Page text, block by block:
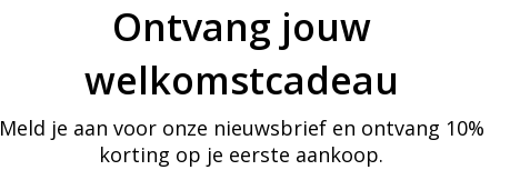
Ontvang jouw
welkomstcadeau
Meld je aan voor onze nieuwsbrief en ontvang 10%
korting op je eerste aankoop.